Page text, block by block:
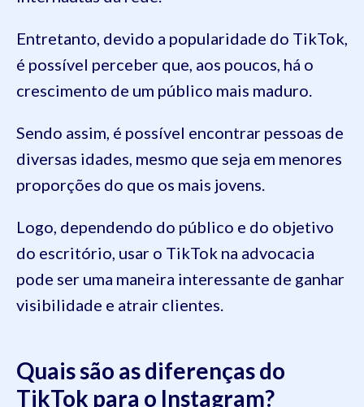
Entretanto, devido a popularidade do TikTok,
é possível perceber que, aos poucos, há o
crescimento de um público mais maduro.
Sendo assim, é possível encontrar pessoas de
diversas idades, mesmo que seja em menores
proporções do que os mais jovens.
Logo, dependendo do público e do objetivo
do escritório, usar o TikTok na advocacia
pode ser uma maneira interessante de ganhar
visibilidade e atrair clientes.
Quais são as diferenças do
TikTok para o Instagram?